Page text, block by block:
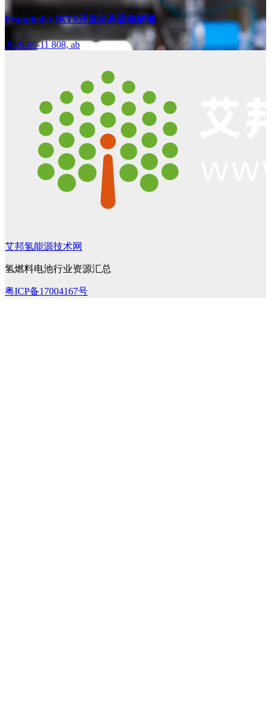
Fraunhofer IKTS开发出高温电解堆
2026-06-11808, ab
艾邦氢能源技术网
氢燃料电池行业资源汇总
粤ICP备17004167号